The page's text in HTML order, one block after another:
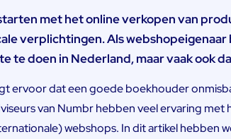
met het online verkopen van
verplichtingen. Als webshopeigenaar
te doen in Nederland, maar vaak ook
ervoor dat een goede boekhouder
van Numbr hebben veel ervaring met
webshops. In dit artikel hebben